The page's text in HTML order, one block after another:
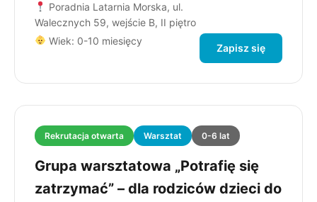
Poradnia Latarnia Morska, ul.
Walecznych 59, wejście B, II piętro
Wiek: 0-10 miesięcy
Zapisz się
Rekrutacja otwarta Warsztat 0-6 lat
Grupa warsztatowa „Potrafię się
zatrzymać” – dla rodziców dzieci do